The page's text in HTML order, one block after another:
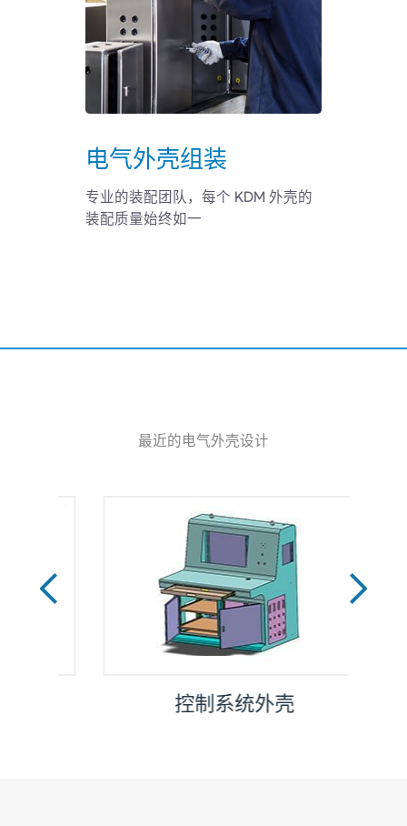
电气外壳组装
专业的装配团队，每个 KDM 外壳的
装配质量始终如一
最近的电气外壳设计
控制系统外壳